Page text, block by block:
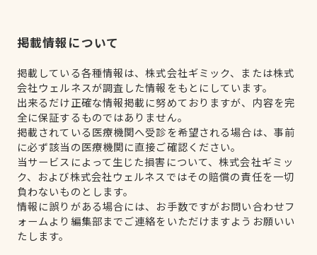
掲載情報について
掲載している各種情報は、株式会社ギミック、または株式
会社ウェルネスが調査した情報をもとにしています。
出来るだけ正確な情報掲載に努めておりますが、内容を完
全に保証するものではありません。
掲載されている医療機関へ受診を希望される場合は、事前
に必ず該当の医療機関に直接ご確認ください。
当サービスによって生じた損害について、株式会社ギミッ
ク、および株式会社ウェルネスではその賠償の責任を一切
負わないものとします。
情報に誤りがある場合には、お手数ですがお問い合わせフ
ォームより編集部までご連絡をいただけますようお願いい
たします。